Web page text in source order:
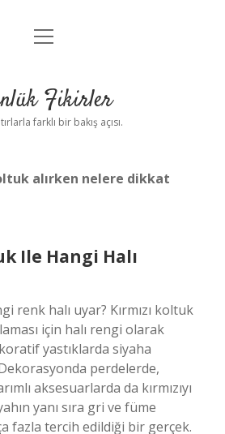
Anasayfa
Yasal Uyarı
menüyü
Fikirler
farklı bir bakış açısı.
alırken nelere dikkat
Ile Hangi Halı
renk halı uyar? Kırmızı koltuk
için halı rengi olarak
yastıklarda siyaha
perdelerde,
aksesuarlarda da kırmızıyı
yanı sıra gri ve füme
fazla tercih edildiği bir gerçek.